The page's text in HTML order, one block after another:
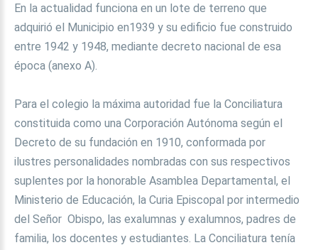
En la actualidad funciona en un lote de terreno que
adquirió el Municipio en1939 y su edificio fue construido
entre 1942 y 1948, mediante decreto nacional de esa
época (anexo A).
Para el colegio la máxima autoridad fue la Conciliatura
constituida como una Corporación Autónoma según el
Decreto de su fundación en 1910, conformada por
ilustres personalidades nombradas con sus respectivos
suplentes por la honorable Asamblea Departamental, el
Ministerio de Educación, la Curia Episcopal por intermedio
del Señor Obispo, las exalumnas y exalumnos, padres de
familia, los docentes y estudiantes. La Conciliatura tenía